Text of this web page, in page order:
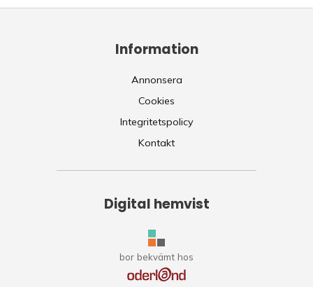
Information
Annonsera
Cookies
Integritetspolicy
Kontakt
Digital hemvist
bor bekvämt hos